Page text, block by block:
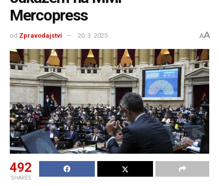
Mercopress
od Zpravodajství 20. 3. 2025 AA
492
SHARES